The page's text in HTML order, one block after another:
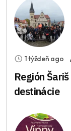
1 týždeň ago
Región
destinácie